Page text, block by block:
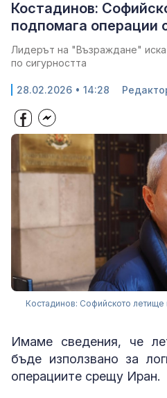
Костадинов:
подпомага операции
Лидерът на "Възраждане"
по сигурността
28.02.2026 • 14:28
Костадинов: Софийското
Имаме сведения, че
бъде използвано за
операциите срещу Иран.